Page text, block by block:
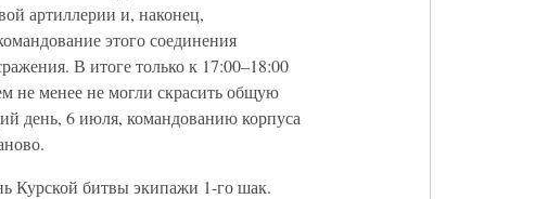
артиллерии и, наконец,
этого соединения
В итоге только к 17:00–18:00
не менее не могли скрасить общую
день, 6 июля, командованию корпуса
Курской битвы экипажи 1-го шак.